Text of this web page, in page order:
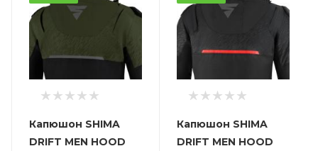
Капюшон SHIMA
DRIFT MEN HOOD
Капюшон SHIMA
DRIFT MEN HOOD